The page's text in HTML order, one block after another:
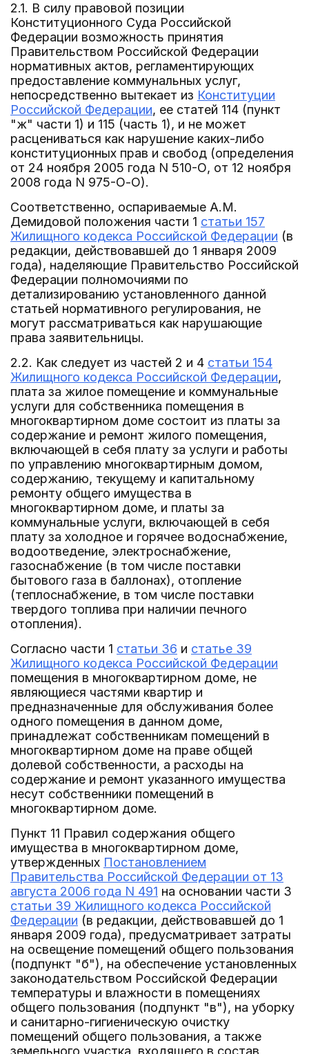
2.1. В силу правовой позиции
Конституционного Суда Российской
Федерации возможность принятия
Правительством Российской Федерации
нормативных актов, регламентирующих
предоставление коммунальных услуг,
непосредственно вытекает из Конституции
Российской Федерации, ее статей 114 (пункт
"ж" части 1) и 115 (часть 1), и не может
расцениваться как нарушение каких-либо
конституционных прав и свобод (определения
от 24 ноября 2005 года N 510-О, от 12 ноября
2008 года N 975-О-О).
Соответственно, оспариваемые А.М.
Демидовой положения части 1 статьи 157
Жилищного кодекса Российской Федерации (в
редакции, действовавшей до 1 января 2009
года), наделяющие Правительство Российской
Федерации полномочиями по
детализированию установленного данной
статьей нормативного регулирования, не
могут рассматриваться как нарушающие
права заявительницы.
2.2. Как следует из частей 2 и 4 статьи 154
Жилищного кодекса Российской Федерации,
плата за жилое помещение и коммунальные
услуги для собственника помещения в
многоквартирном доме состоит из платы за
содержание и ремонт жилого помещения,
включающей в себя плату за услуги и работы
по управлению многоквартирным домом,
содержанию, текущему и капитальному
ремонту общего имущества в
многоквартирном доме, и платы за
коммунальные услуги, включающей в себя
плату за холодное и горячее водоснабжение,
водоотведение, электроснабжение,
газоснабжение (в том числе поставки
бытового газа в баллонах), отопление
(теплоснабжение, в том числе поставки
твердого топлива при наличии печного
отопления).
Согласно части 1 статьи 36 и статье 39
Жилищного кодекса Российской Федерации
помещения в многоквартирном доме, не
являющиеся частями квартир и
предназначенные для обслуживания более
одного помещения в данном доме,
принадлежат собственникам помещений в
многоквартирном доме на праве общей
долевой собственности, а расходы на
содержание и ремонт указанного имущества
несут собственники помещений в
многоквартирном доме.
Пункт 11 Правил содержания общего
имущества в многоквартирном доме,
утвержденных Постановлением
Правительства Российской Федерации от 13
августа 2006 года N 491 на основании части 3
статьи 39 Жилищного кодекса Российской
Федерации (в редакции, действовавшей до 1
января 2009 года), предусматривает затраты
на освещение помещений общего пользования
(подпункт "б"), на обеспечение установленных
законодательством Российской Федерации
температуры и влажности в помещениях
общего пользования (подпункт "в"), на уборку
и санитарно-гигиеническую очистку
помещений общего пользования, а также
земельного участка, входящего в состав